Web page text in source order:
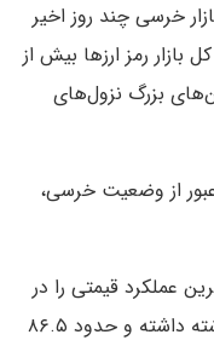
خرسی چند روز اخیر
رمز ارزها بیش از
بزرگ نزول‌های
از وضعیت خرسی،
عملکرد قیمتی را در
بین ۱۰ رمز ارز برتر بازار در طول هفته گذشته داشته و حدود ۸۶.۵